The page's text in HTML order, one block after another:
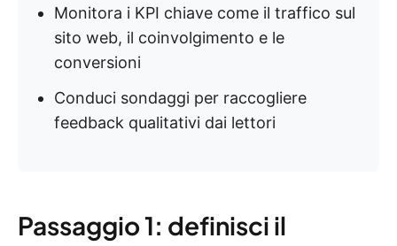
Monitora i KPI chiave come il traffico sul
sito web, il coinvolgimento e le
conversioni
Conduci sondaggi per raccogliere
feedback qualitativi dai lettori
Passaggio 1: definisci il